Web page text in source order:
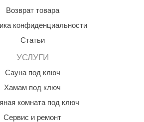
Возврат товара
конфиденциальности
Статьи
УСЛУГИ
Сауна под ключ
Хамам под ключ
комната под ключ
Сервис и ремонт